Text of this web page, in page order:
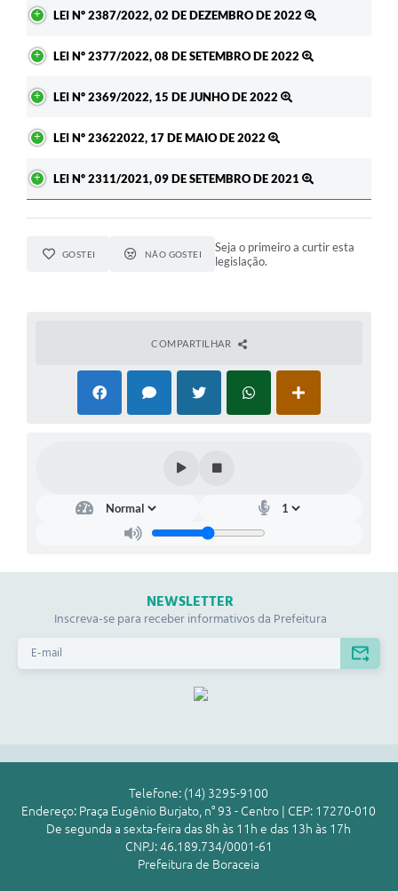
LEI Nº 2387/2022, 02 DE DEZEMBRO DE 2022
LEI Nº 2377/2022, 08 DE SETEMBRO DE 2022
LEI Nº 2369/2022, 15 DE JUNHO DE 2022
LEI Nº 23622022, 17 DE MAIO DE 2022
LEI Nº 2311/2021, 09 DE SETEMBRO DE 2021
GOSTEI NÃO GOSTEI
Seja o primeiro a curtir esta
legislação.
COMPARTILHAR
NEWSLETTER
Inscreva-se para receber informativos da Prefeitura
Telefone: (14) 3295-9100
Endereço: Praça Eugênio Burjato, n° 93 - Centro | CEP: 17270-010
De segunda a sexta-feira das 8h às 11h e das 13h às 17h
CNPJ: 46.189.734/0001-61
Prefeitura de Boraceia